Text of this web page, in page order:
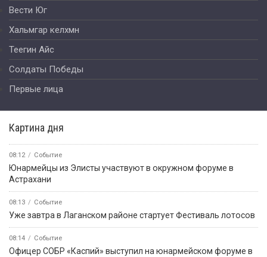
Вести Юг
Хальмгар келхмн
Теегин Айс
Солдаты Победы
Первые лица
Картина дня
08:12 Событие
Юнармейцы из Элисты участвуют в окружном форуме в
Астрахани
08:13 Событие
Уже завтра в Лаганском районе стартует Фестиваль лотосов
08:14 Событие
Офицер СОБР «Каспий» выступил на юнармейском форуме в